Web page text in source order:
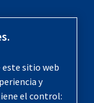
sitio web
y
el control: